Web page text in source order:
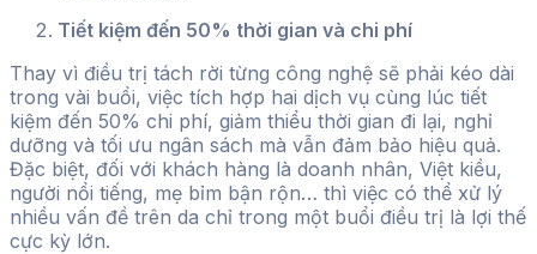
Tiết kiệm đến 50% thời gian và chi phí
Thay vì điều trị tách rời từng công nghệ sẽ phải kéo dài
trong vài buổi, việc tích hợp hai dịch vụ cùng lúc tiết
kiệm đến 50% chi phí, giảm thiểu thời gian đi lại, nghỉ
dưỡng và tối ưu ngân sách mà vẫn đảm bảo hiệu quả.
Đặc biệt, đối với khách hàng là doanh nhân, Việt kiều,
người nổi tiếng, mẹ bỉm bận rộn… thì việc có thể xử lý
nhiều vấn đề trên da chỉ trong một buổi điều trị là lợi thế
cực kỳ lớn.